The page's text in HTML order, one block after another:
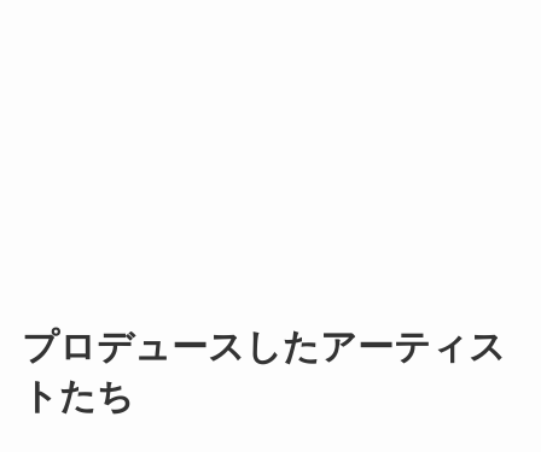
プロデュースしたアーティス
トたち